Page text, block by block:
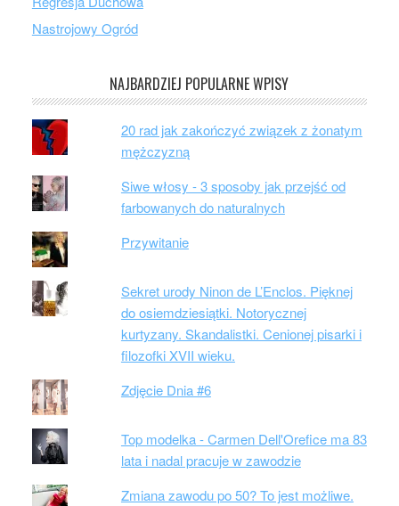
Nastrojowy Ogród
NAJBARDZIEJ POPULARNE WPISY
20 rad jak zakończyć związek z żonatym
mężczyzną
Siwe włosy - 3 sposoby jak przejść od
farbowanych do naturalnych
Przywitanie
Sekret urody Ninon de L’Enclos. Pięknej
do osiemdziesiątki. Notorycznej
kurtyzany. Skandalistki. Cenionej pisarki i
filozofki XVII wieku.
Zdjęcie Dnia #6
Top modelka - Carmen Dell'Orefice ma 83
lata i nadal pracuje w zawodzie
Zmiana zawodu po 50? To jest możliwe.